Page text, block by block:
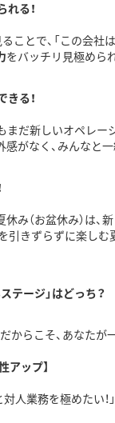
れる！
ことで、「この会社
をバッチリ見極めら
きる！
まだ新しいオペレー
がなく、 みんなと
み（お盆休み）は、
引きずらずに楽しむ
テージ」はどっち？
からこそ、 あなたが
アップ】
人業務を極めたい！」